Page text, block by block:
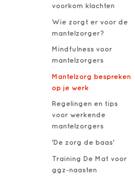
voorkom klachten
Wie zorgt er voor de
mantelzorger?
Mindfulness voor
mantelzorgers
Mantelzorg bespreken
op je werk
Regelingen en tips
voor werkende
mantelzorgers
'De zorg de baas'
Training De Mat voor
ggz-naasten